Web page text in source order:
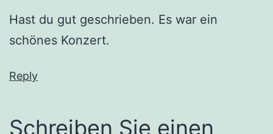
Hast du gut geschrieben. Es war ein
schönes Konzert.
Reply
Schreiben Sie einen